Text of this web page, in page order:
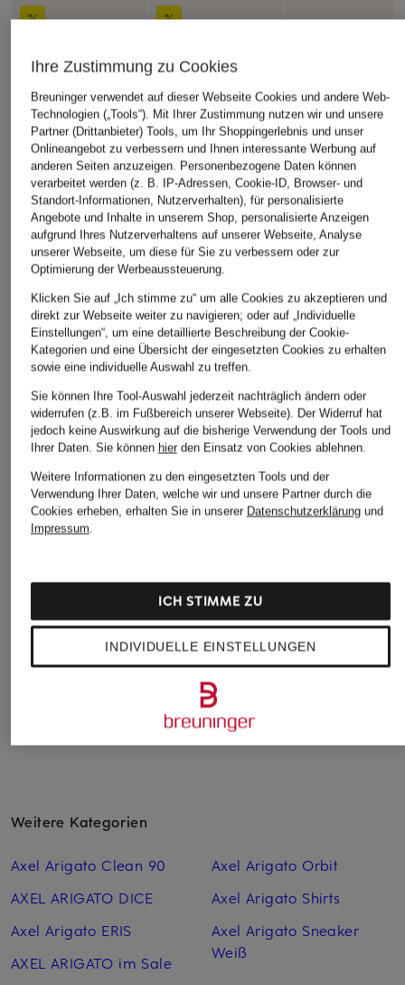
COPENHAGEN
STUDIOS
Bestpreis:128,69 €
179,90 €
BOGNER
219,99 €
Bestpreis:275 €
REISS
Weitere Kategorien
Axel Arigato Clean 90
AXEL ARIGATO DICE
Axel Arigato ERIS
AXEL ARIGATO im Sale
Axel Arigato Orbit
Axel Arigato Shirts
Axel Arigato Sneaker
Weiß
Ihre Zustimmung zu Cookies
Breuninger verwendet auf dieser Webseite Cookies und andere Web-
Technologien („Tools“). Mit Ihrer Zustimmung nutzen wir und unsere
Partner (Drittanbieter) Tools, um Ihr Shoppingerlebnis und unser
Onlineangebot zu verbessern und Ihnen interessante Werbung auf
anderen Seiten anzuzeigen. Personenbezogene Daten können
verarbeitet werden (z. B. IP-Adressen, Cookie-ID, Browser- und
Standort-Informationen, Nutzerverhalten), für personalisierte
Angebote und Inhalte in unserem Shop, personalisierte Anzeigen
aufgrund Ihres Nutzerverhaltens auf unserer Webseite, Analyse
unserer Webseite, um diese für Sie zu verbessern oder zur
Optimierung der Werbeaussteuerung.
Klicken Sie auf „Ich stimme zu“ um alle Cookies zu akzeptieren und
direkt zur Webseite weiter zu navigieren; oder auf „Individuelle
Einstellungen“, um eine detaillierte Beschreibung der Cookie-
Kategorien und eine Übersicht der eingesetzten Cookies zu erhalten
sowie eine individuelle Auswahl zu treffen.
Sie können Ihre Tool-Auswahl jederzeit nachträglich ändern oder
widerrufen (z.B. im Fußbereich unserer Webseite). Der Widerruf hat
jedoch keine Auswirkung auf die bisherige Verwendung der Tools und
Ihrer Daten. Sie können hierden Einsatz von Cookies ablehnen.
Weitere Informationen zu den eingesetzten Tools und der
Verwendung Ihrer Daten, welche wir und unsere Partner durch die
Cookies erheben, erhalten Sie in unserer Datenschutzerklärungund
Impressum.
INDIVIDUELLE EINSTELLUNGEN
ICH STIMME ZU